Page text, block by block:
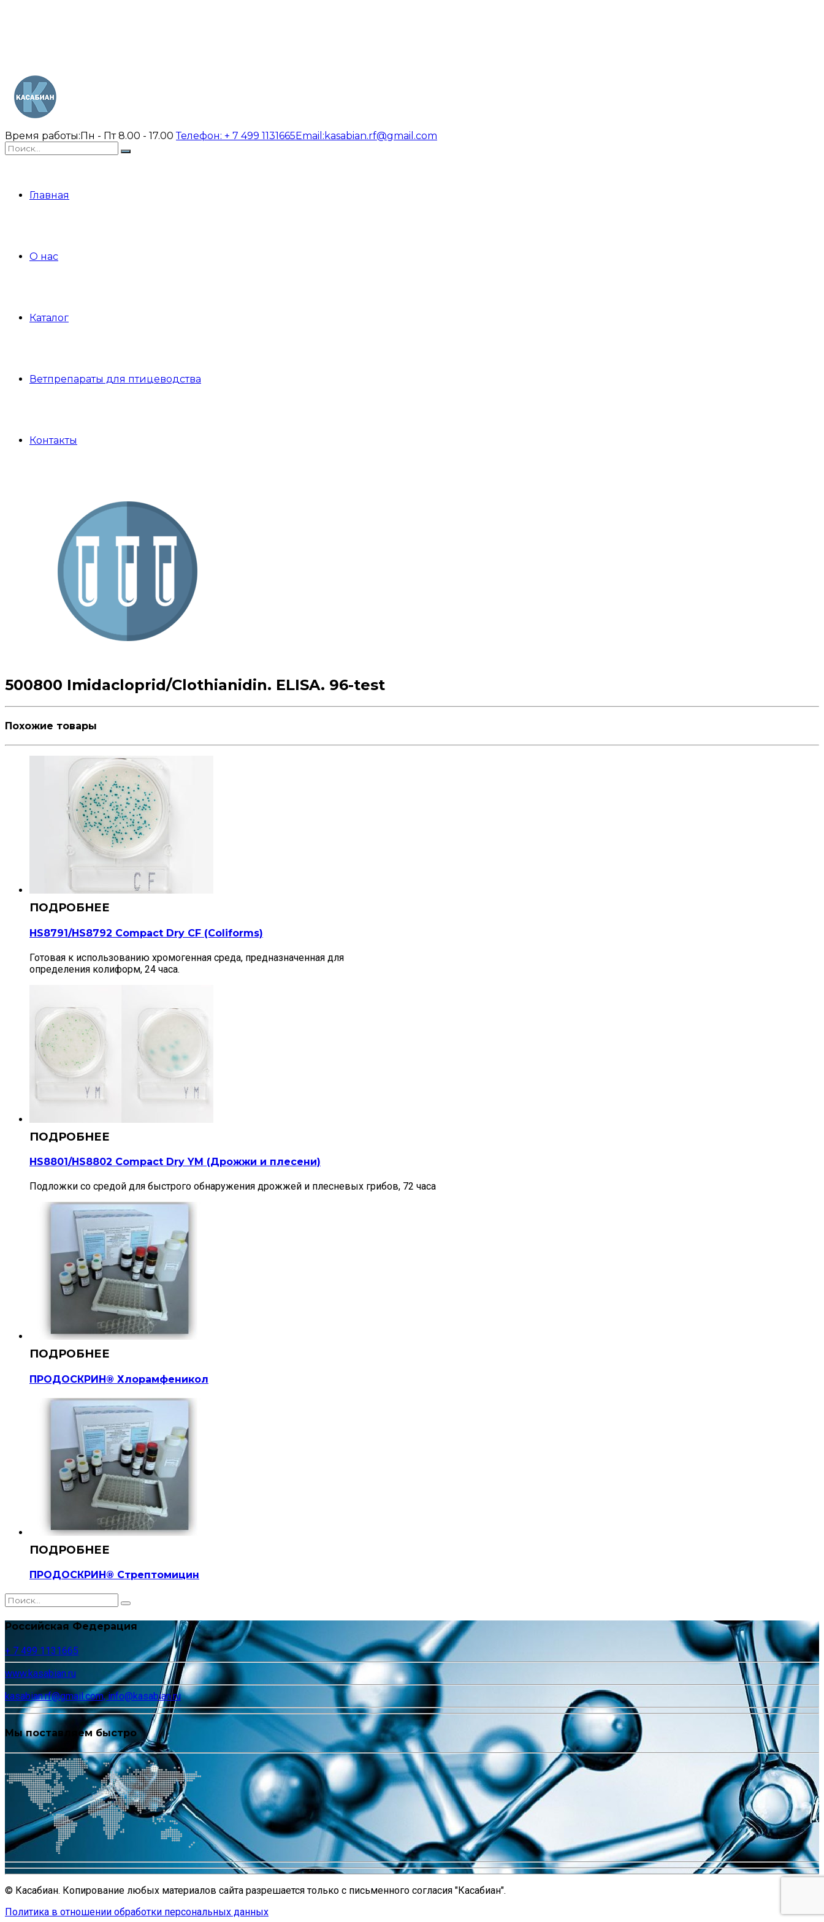
Время работы:Пн - Пт 8.00 - 17.00Телефон: + 7 499 1131665Email: kasabian.rf@gmail.com
Главная
О нас
Каталог
Ветпрепараты для птицеводства
Контакты
500800 Imidacloprid/Clothianidin. ELISA. 96-test
Похожие товары
HS8791/HS8792 Compact Dry CF (Сoliforms)
Готовая к использованию хромогенная среда, предназначенная для
определения колиформ, 24 часа.
HS8801/HS8802 Compact Dry YM (Дрожжи и плесени)
Подложки со средой для быстрого обнаружения дрожжей и плесневых грибов, 72 часа
ПРОДОСКРИН® Хлорамфеникол
ПРОДОСКРИН® Стрептомицин
Российская Федерация
+ 7 499 1131665
www.kasabian.ru
kasabian.rf@gmail.com, info@kasabian.ru
Мы поставляем быстро
© Касабиан. Копирование любых материалов сайта разрешается только с письменного согласия "Касабиан".
Политика в отношении обработки персональных данных